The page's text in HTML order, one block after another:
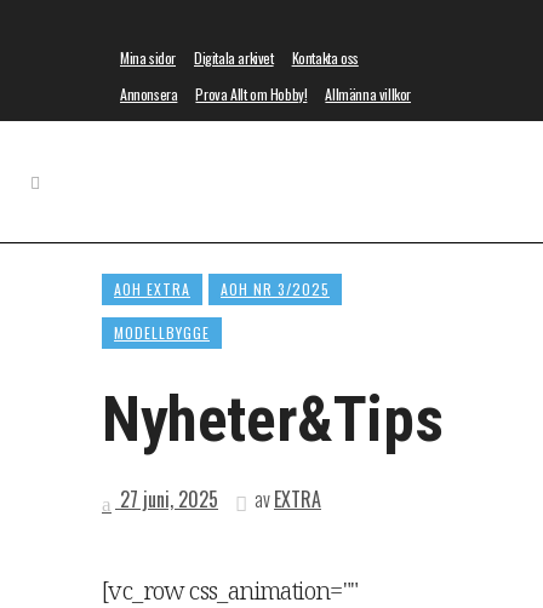
Mina sidor Digitala arkivet
Kontakta oss
Annonsera
Prova Allt om Hobby! Allmänna villkor
AOH EXTRA AOH NR 3/2025
MODELLBYGGE
Nyheter&Tips
27 juni, 2025 avEXTRA
[vc_row css_animation=""